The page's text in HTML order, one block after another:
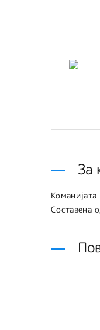
За
Составена